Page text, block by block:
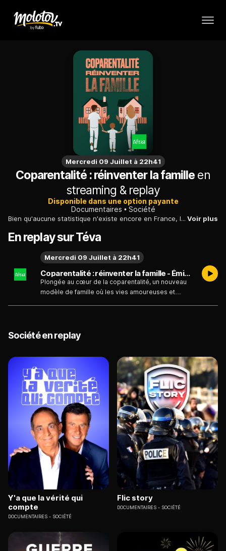
Mercredi 09 Juillet à 22h41
Coparentalité : réinventer la famille en
streaming & replay
Disponible dans une option payante
Documentaires
Société
Bien qu'aucune statistique n'existe encore en France, la coparentalité choisie s'affirme comme une réalité sociale. Une manière de réinventer la famille, où deux personnes ou plus décident d'élever ensemble un enfant sans partager de relation amoureuse Voir plus
En replay sur Téva
Coparentalité : réinventer la famille - Émission du mercredi 9 juillet 2025
Plongée au cœur de la coparentalité, un nouveau
modèle de famille où les vies amoureuses et
les défis et les espoirs des parents qui ont choisi
de fonder une famille autrement. Un voyage
Mercredi 09 Juillet à 22h41
Société en replay
Y'a que la vérité qui
compte
DOCUMENTAIRES SOCIÉTÉ
Flic story
DOCUMENTAIRES SOCIÉTÉ